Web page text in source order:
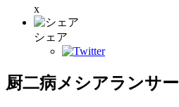
x
シェア
厨二病メシアランサー